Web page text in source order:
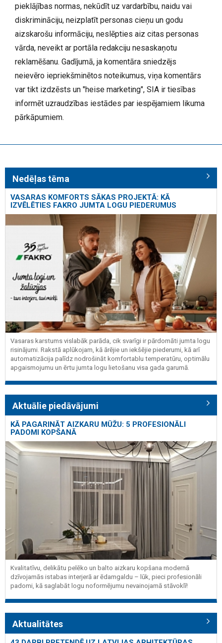
pieklājības normas, nekūdīt uz vardarbību, naidu vai
diskrimināciju, neizplatīt personas cieņu un godu
aizskarošu informāciju, neslēpties aiz citas personas
vārda, neveikt ar portāla redakciju nesaskaņotu
reklamēšanu. Gadījumā, ja komentāra sniedzējs
neievēro iepriekšminētos noteikumus, viņa komentārs
var tikt izdzēsts un "heise marketing", SIA ir tiesības
informēt uzraudzības iestādes par iespējamiem likuma
pārkāpumiem.
Nedēļas tēma
VASARAS KOMFORTS SĀKAS PROJEKTĀ: KĀ
IZVĒLĒTIES FAKRO JUMTA LOGU PIEDERUMUS
Vasaras karstums vislabāk parāda, cik svarīgi ir pārdomāti jumta logu
risinājumi. Rakstā aplūkojam, kā ārējie un iekšējie piederumi, kā arī
automatizācija palīdz nodrošināt komfortablu temperatūru, optimālu
apgaismojumu un ērtu jumta logu lietošanu visa gada garumā.
Aktuālie piedāvājumi
KĀ PAGARINĀT AIZKARU MŪŽU: 5 PROFESIONĀLI
PADOMI KOPŠANĀ
Kvalitatīvu, delikātu pelēko un balto aizkaru kopšana modernā
dzīvojamās istabas interjerā ar ēdamgaldu – lūk, pieci profesionāli
padomi, kā saglabāt logu noformējumu nevainojamā stāvoklī!
Aktualitātes